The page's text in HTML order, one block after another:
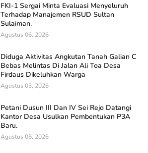
FKI-1 Sergai Minta Evaluasi Menyeluruh
Terhadap Manajemen RSUD Sultan
Sulaiman.
Agustus 06, 2026
Diduga Aktivitas Angkutan Tanah Galian C
Bebas Melintas Di Jalan Ali Toa Desa
Firdaus Dikeluhkan Warga
Agustus 03, 2026
Petani Dusun III Dan IV Sei Rejo Datangi
Kantor Desa Usulkan Pembentukan P3A
Baru.
Agustus 05, 2026